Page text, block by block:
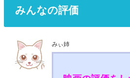
みんなの評価
みぃ姉